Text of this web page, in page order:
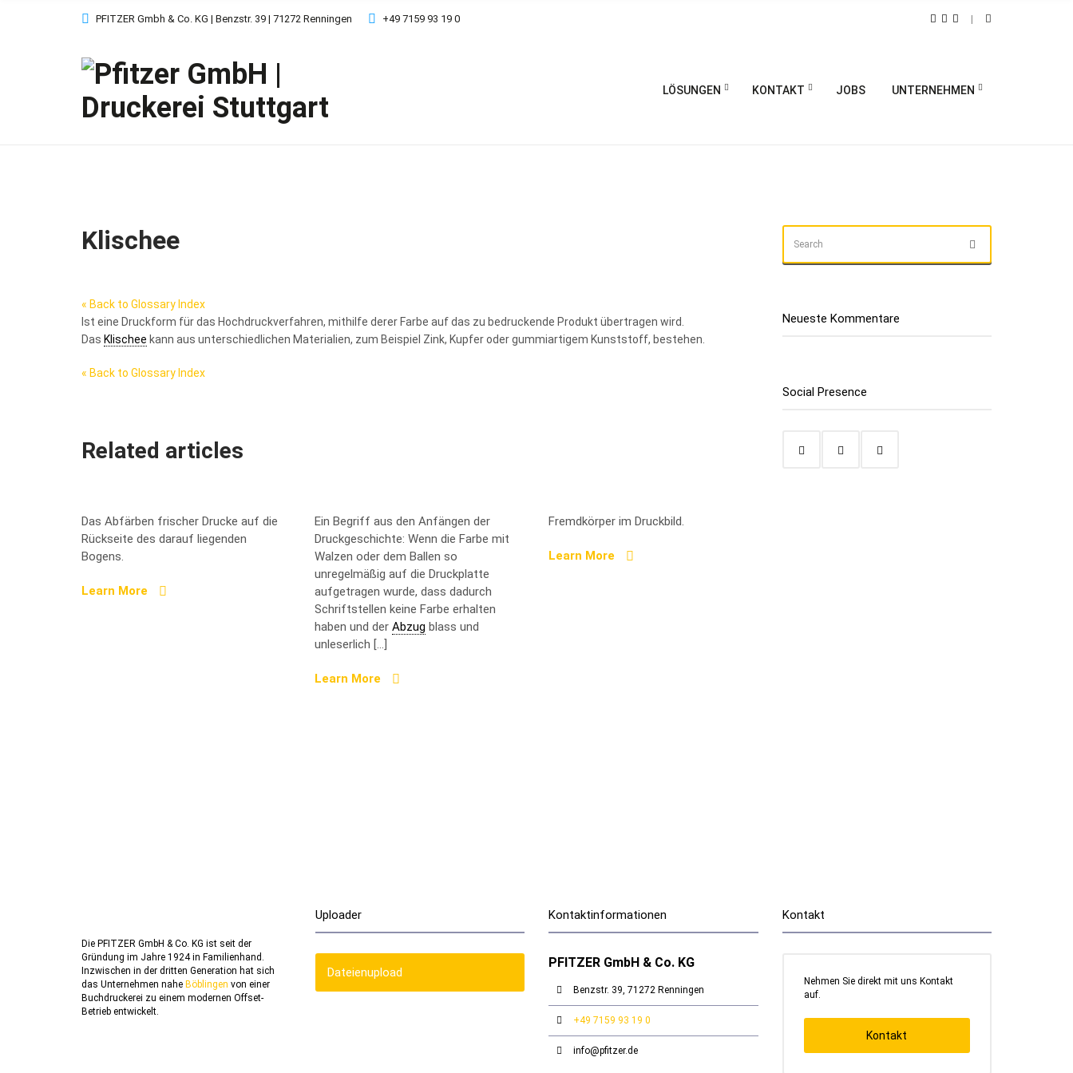
PFITZER Gmbh & Co. KG | Benzstr. 39 | 71272 Renningen +49 7159 93 19 0
LÖSUNGEN KONTAKT JOBS UNTERNEHMEN
Klischee
« Back to Glossary Index
Ist eine Druckform für das Hochdruckverfahren, mithilfe derer Farbe auf das zu bedruckende Produkt übertragen wird.
Das Klischee kann aus unterschiedlichen Materialien, zum Beispiel Zink, Kupfer oder gummiartigem Kunststoff, bestehen.
« Back to Glossary Index
Related articles
Das Abfärben frischer Drucke auf die
Rückseite des darauf liegenden
Bogens.
Learn More
Ein Begriff aus den Anfängen der
Druckgeschichte: Wenn die Farbe mit
Walzen oder dem Ballen so
unregelmäßig auf die Druckplatte
aufgetragen wurde, dass dadurch
Schriftstellen keine Farbe erhalten
haben und derAbzug blass und
unleserlich […]
Learn More
Fremdkörper im Druckbild.
Learn More
FOR:
Neueste Kommentare
Social Presence
Die PFITZER GmbH & Co. KG ist seit der
Gründung im Jahre 1924 in Familienhand.
Inzwischen in der dritten Generation hat sich
das Unternehmen nahe Böblingen von einer
Buchdruckerei zu einem modernen Offset-
Betrieb entwickelt.
Uploader
Dateienupload
Kontaktinformationen
PFITZER GmbH & Co. KG
Benzstr. 39, 71272 Renningen
+49 7159 93 19 0
info@pfitzer.de
Kontakt
Nehmen Sie direkt mit uns Kontakt
auf.
Kontakt